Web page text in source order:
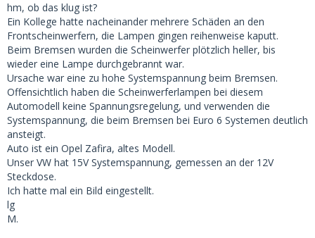
hm, ob das klug ist?
Ein Kollege hatte nacheinander mehrere Schäden an den
Frontscheinwerfern, die Lampen gingen reihenweise kaputt.
Beim Bremsen wurden die Scheinwerfer plötzlich heller, bis
wieder eine Lampe durchgebrannt war.
Ursache war eine zu hohe Systemspannung beim Bremsen.
Offensichtlich haben die Scheinwerferlampen bei diesem
Automodell keine Spannungsregelung, und verwenden die
Systemspannung, die beim Bremsen bei Euro 6 Systemen deutlich
ansteigt.
Auto ist ein Opel Zafira, altes Modell.
Unser VW hat 15V Systemspannung, gemessen an der 12V
Steckdose.
Ich hatte mal ein Bild eingestellt.
lg
M.